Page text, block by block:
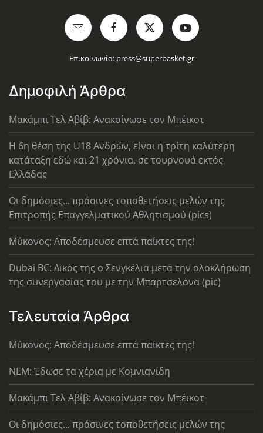
Επικοινωνία: press@superbasket.gr
Δημοφιλή Άρθρα
Μακάμπι Τελ Αβίβ: Ανακοίνωσε τον Μπέικοτ
Η 6η θέση της U18 Ανδρών, είναι η τρίτη καλύτερη
κατάταξη εδώ και 21 χρόνια, σε τουρνουά εκτός
Ελλάδας
Οι δημόσιες... πράσινες τοποθετήσεις μελών της
Επιτροπής Επαγγελματικού Αθλητισμού (pics)
Μύκονος: Αποδέσμευσε επτά παίκτες της!
Dubai BC: Δικός της ο Σενγκέλια μετά την ολοκλήρωση
της συνεργασίας του με την Μπαρτσελόνα (pic)
Τελευταία Άρθρα
Μύκονος: Αποδέσμευσε επτά παίκτες της!
ΝΕΜ: Έδωσε τα χέρια με Κομνιανίδη
Μακάμπι Τελ Αβίβ: Ανακοίνωσε τον Μπέικοτ
Οι δημόσιες... πράσινες τοποθετήσεις μελών της